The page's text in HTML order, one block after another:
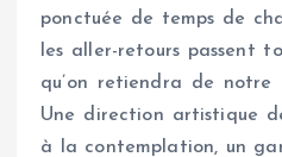
ponctuée de temps de
les aller-retours passent
qu’on retiendra de notre
Une direction artistique
à la contemplation, un